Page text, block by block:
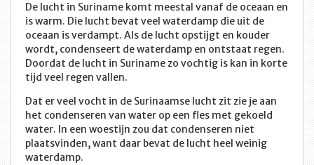
De lucht in Suriname komt meestal vanaf de oceaan en
is warm. Die lucht bevat veel waterdamp die uit de
oceaan is verdampt. Als de lucht opstijgt en kouder
wordt, condenseert de waterdamp en ontstaat regen.
Doordat de lucht in Suriname zo vochtig is kan in korte
tijd veel regen vallen.
Dat er veel vocht in de Surinaamse lucht zit zie je aan
het condenseren van water op een fles met gekoeld
water. In een woestijn zou dat condenseren niet
plaatsvinden, want daar bevat de lucht heel weinig
waterdamp.